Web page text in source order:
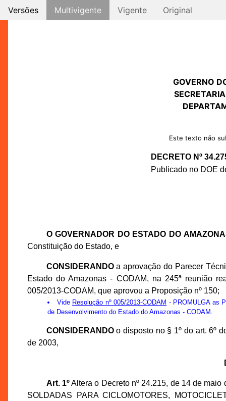
Versões Multivigente Vigente Original
GOVERNO
Este texto não
DECRETO Nº
Publicado no DOE
O GOVERNADOR DO ESTADO DO
Constituição do Estado, e
CONSIDERANDOa aprovação do Parecer
Estado do Amazonas - CODAM, na 245ª reunião
005/2013-CODAM, que aprovou a Proposição nº 150;
Vide Resolução nº 005/2013-CODAM - PROMULGA as
de Desenvolvimento do Estado do Amazonas - CODAM.
CONSIDERANDOo disposto no § 1º do art. 6º
de 2003,
Art. 1ºAltera o Decreto nº 24.215, de 14 de
SOLDADAS PARA CICLOMOTORES,